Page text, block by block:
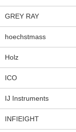
GREY RAY
hoechstmass
Holz
ICO
IJ Instruments
INFIEIGHT